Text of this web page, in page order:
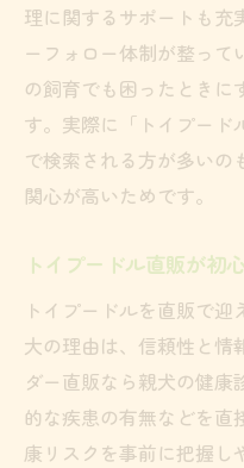
理に関するサポートも充
ーフォロー体制が整って
の飼育でも困ったときに
す。実際に「トイプード
で検索される方が多いの
関心が高いためです。
トイプードル直販が初
トイプードルを直販で
大の理由は、信頼性と情
ダー直販なら親犬の健
的な疾患の有無などを直
康リスクを事前に把握し